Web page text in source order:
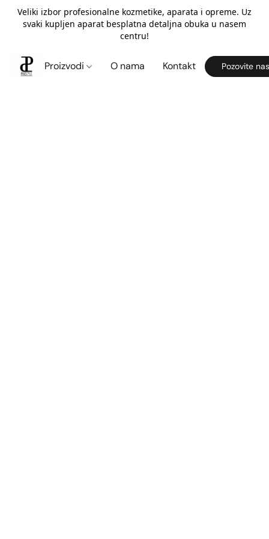
Veliki izbor profesionalne kozmetike, aparata i opreme. Uz
svaki kupljen aparat besplatna detaljna obuka u nasem
centru!
Proizvodi O nama Kontakt Pozovite